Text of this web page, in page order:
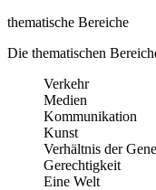
thematische Bereiche
Die thematischen
Verkehr
Medien
Kommunikation
Kunst
Verhältnis der
Gerechtigkeit
Eine Welt